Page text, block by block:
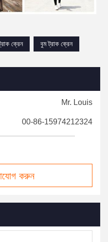
ক্রেন বুম ট্রাক ক্রেন
Mr. Louis
00-86-15974212324
করুন